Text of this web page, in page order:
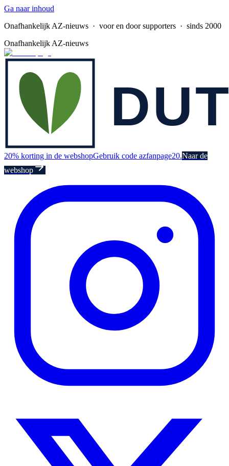
Ga naar inhoud
Onafhankelijk AZ-nieuws · voor en door supporters · sinds 2000
Onafhankelijk AZ-nieuws
20% korting in de webshopGebruik code azfanpage20.Naar de
webshop